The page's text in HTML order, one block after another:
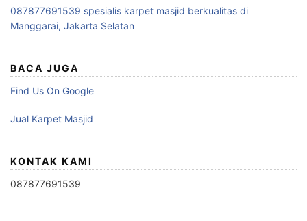
087877691539 spesialis karpet masjid berkualitas di
Manggarai, Jakarta Selatan
BACA JUGA
Find Us On Google
Jual Karpet Masjid
KONTAK KAMI
087877691539